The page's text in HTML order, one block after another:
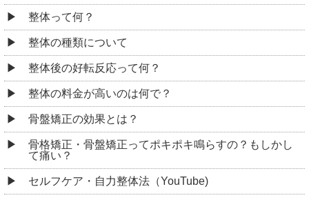
整体って何？
整体の種類について
整体後の好転反応って何？
整体の料金が高いのは何で？
骨盤矯正の効果とは？
骨格矯正・骨盤矯正ってポキポキ鳴らすの？もしかし
て痛い？
セルフケア・自力整体法（YouTube)